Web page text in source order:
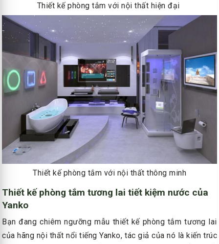
Thiết kế phòng tắm với nội thất hiện đại
Thiết kế phòng tắm với nội thất thông minh
Thiết kế phòng tắm tương lai tiết kiệm nước của
Yanko
Bạn đang chiêm ngưỡng mẫu thiết kế phòng tắm tương lai
của hãng nội thất nổi tiếng Yanko, tác giả của nó là kiến trúc